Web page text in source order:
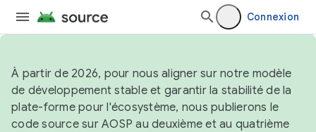
Connexion
À partir de 2026, pour nous aligner sur notre modèle
de développement stable et garantir la stabilité de la
plate-forme pour l'écosystème, nous publierons le
code source sur AOSP au deuxième et au quatrième